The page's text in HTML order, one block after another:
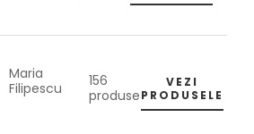
Maria
Filipescu
156
produse
VEZI
PRODUSELE